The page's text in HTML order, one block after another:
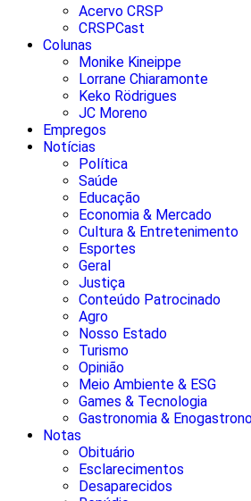
Acervo CRSP
CRSPCast
Colunas
Monike Kineippe
Lorrane Chiaramonte
Keko Rödrigues
JC Moreno
Empregos
Notícias
Política
Saúde
Educação
Economia & Mercado
Cultura & Entretenimento
Esportes
Geral
Justiça
Conteúdo Patrocinado
Agro
Nosso Estado
Turismo
Opinião
Meio Ambiente & ESG
Games & Tecnologia
Gastronomia &
Notas
Obituário
Esclarecimentos
Desaparecidos